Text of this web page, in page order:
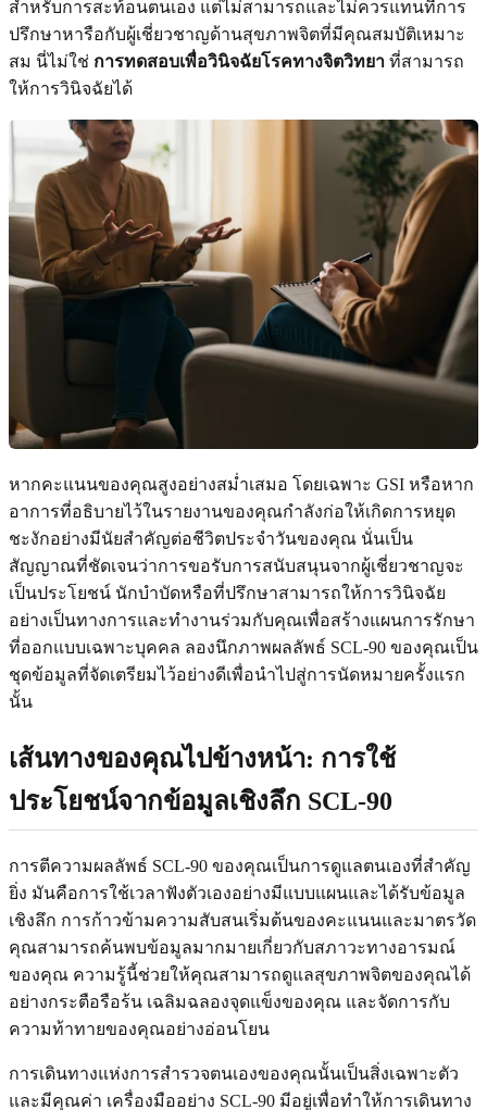
สำหรับการสะท้อนตนเอง แต่ไม่สามารถและไม่ควรแทนที่การ
ปรึกษาหารือกับผู้เชี่ยวชาญด้านสุขภาพจิตที่มีคุณสมบัติเหมาะ
สม นี่ไม่ใช่ การทดสอบเพื่อวินิจฉัยโรคทางจิตวิทยา ที่สามารถ
ให้การวินิจฉัยได้
หากคะแนนของคุณสูงอย่างสม่ำเสมอ โดยเฉพาะ GSI หรือหาก
อาการที่อธิบายไว้ในรายงานของคุณกำลังก่อให้เกิดการหยุด
ชะงักอย่างมีนัยสำคัญต่อชีวิตประจำวันของคุณ นั่นเป็น
สัญญาณที่ชัดเจนว่าการขอรับการสนับสนุนจากผู้เชี่ยวชาญจะ
เป็นประโยชน์ นักบำบัดหรือที่ปรึกษาสามารถให้การวินิจฉัย
อย่างเป็นทางการและทำงานร่วมกับคุณเพื่อสร้างแผนการรักษา
ที่ออกแบบเฉพาะบุคคล ลองนึกภาพผลลัพธ์ SCL-90 ของคุณเป็น
ชุดข้อมูลที่จัดเตรียมไว้อย่างดีเพื่อนำไปสู่การนัดหมายครั้งแรก
นั้น
เส้นทางของคุณไปข้างหน้า: การใช้
ประโยชน์จากข้อมูลเชิงลึก SCL-90
การตีความผลลัพธ์ SCL-90 ของคุณเป็นการดูแลตนเองที่สำคัญ
ยิ่ง มันคือการใช้เวลาฟังตัวเองอย่างมีแบบแผนและได้รับข้อมูล
เชิงลึก การก้าวข้ามความสับสนเริ่มต้นของคะแนนและมาตรวัด
คุณสามารถค้นพบข้อมูลมากมายเกี่ยวกับสภาวะทางอารมณ์
ของคุณ ความรู้นี้ช่วยให้คุณสามารถดูแลสุขภาพจิตของคุณได้
อย่างกระตือรือร้น เฉลิมฉลองจุดแข็งของคุณ และจัดการกับ
ความท้าทายของคุณอย่างอ่อนโยน
การเดินทางแห่งการสำรวจตนเองของคุณนั้นเป็นสิ่งเฉพาะตัว
และมีคุณค่า เครื่องมืออย่าง SCL-90 มีอยู่เพื่อทำให้การเดินทาง